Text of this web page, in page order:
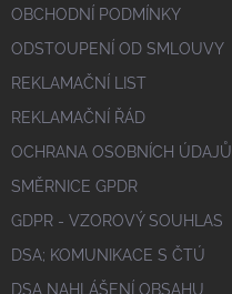
OBCHODNÍ PODMÍNKY
ODSTOUPENÍ OD SMLOUVY
REKLAMAČNÍ LIST
REKLAMAČNÍ ŘÁD
OCHRANA OSOBNÍCH ÚDAJŮ
SMĚRNICE GPDR
GDPR - VZOROVÝ SOUHLAS
DSA; KOMUNIKACE S ČTÚ
DSA NAHLÁŠENÍ OBSAHU